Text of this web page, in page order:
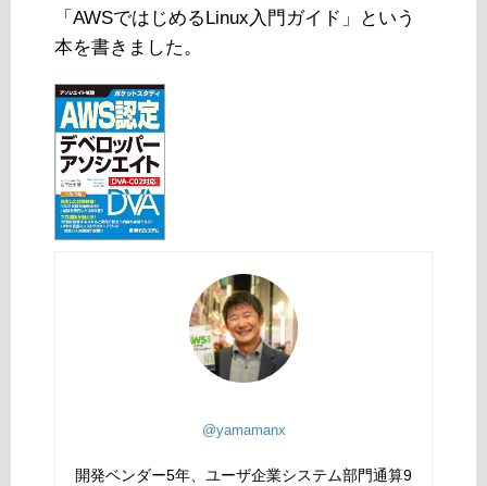
「AWSではじめるLinux入門ガイド」という
本を書きました。
@yamamanx
開発ベンダー5年、ユーザ企業システム部門通算9